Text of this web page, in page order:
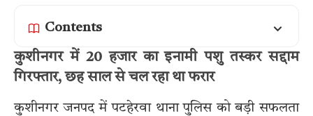
Contents
कुशीनगर में 20 हजार का इनामी पशु तस्कर सद्दाम
गिरफ्तार, छह साल से चल रहा था फरार
कुशीनगर जनपद में पटहेरवा थाना पुलिस को बड़ी सफलता